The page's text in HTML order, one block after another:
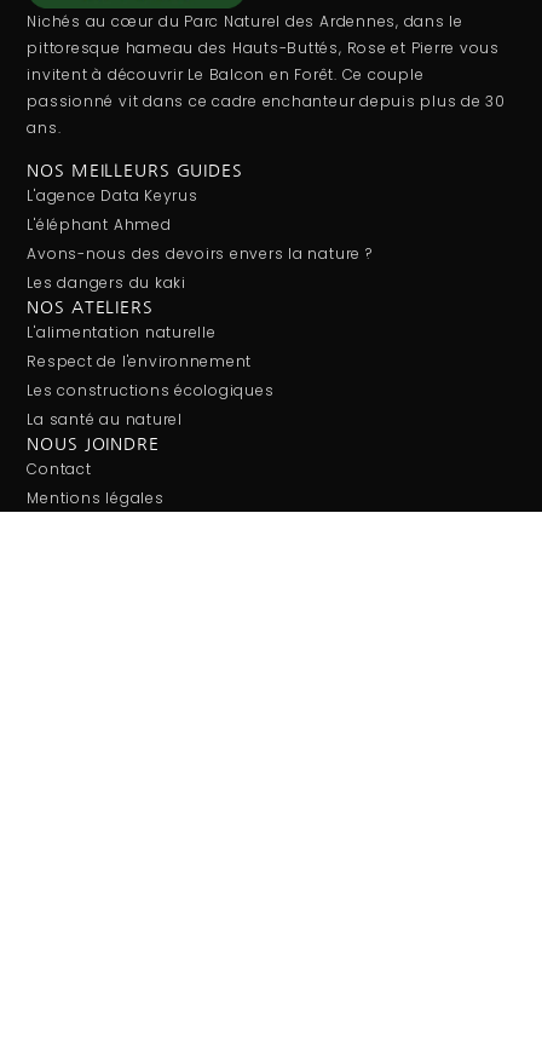
Nichés au cœur du Parc Naturel des Ardennes, dans le
pittoresque hameau des Hauts-Buttés, Rose et Pierre vous
invitent à découvrir Le Balcon en Forêt. Ce couple
passionné vit dans ce cadre enchanteur depuis plus de 30
ans.
NOS MEILLEURS GUIDES
L'agence Data Keyrus
L'éléphant Ahmed
Avons-nous des devoirs envers la nature ?
Les dangers du kaki
NOS ATELIERS
L'alimentation naturelle
Respect de l'environnement
Les constructions écologiques
La santé au naturel
NOUS JOINDRE
Contact
Mentions légales